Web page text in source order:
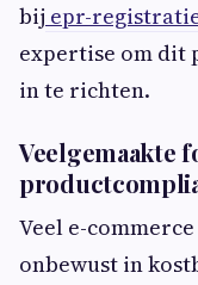
bij epr-
expertise om dit
in te richten.
Veelgemaakte
Veel e-
onbewust in